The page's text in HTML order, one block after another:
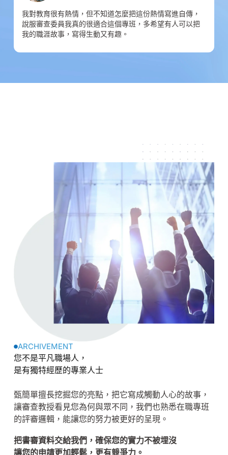
我對教育很有熱情，但不知道怎麼把這份熱情寫進自傳，
說服審查委員我真的很適合這個專班，多希望有人可以把
我的職涯故事，寫得生動又有趣。
ARCHIVEMENT
您不是平凡職場人，
是有獨特經歷的專業人士
甄簡單擅長挖掘您的亮點，把它寫成觸動人心的故事，
讓審查教授看見您為何與眾不同，我們也熟悉在職專班
的評審邏輯，能讓您的努力被更好的呈現。
把書審資料交給我們，確保您的實力不被埋沒
讓您的申請更加輕鬆，更有競爭力。